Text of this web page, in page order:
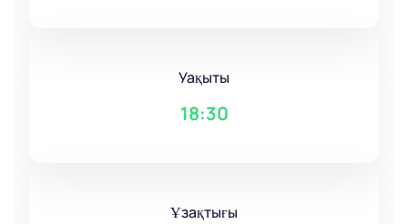
Уақыты
18:30
Ұзақтығы